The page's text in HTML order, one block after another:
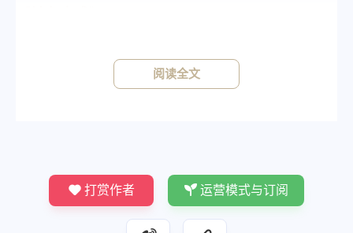
阅读全文
打赏作者 运营模式与订阅